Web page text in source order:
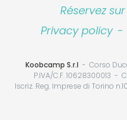
Réservez
Privacy policy -
Koobcamp S.r.l
Corso
P.IVA/C.F. 10628300013
Iscriz. Reg. Imprese di Torino